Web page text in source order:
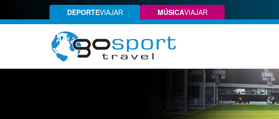
DEPORTEVIAJAR MÚSICAVIAJAR